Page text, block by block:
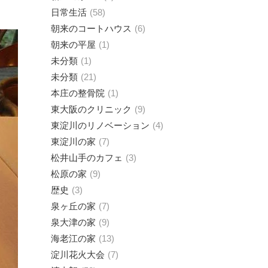
日常生活
58
朝来のコートハウス
6
朝来の平屋
1
未分類
1
未分類
21
本庄の整骨院
1
東大阪のクリニック
9
東淀川のリノベーション
4
東淀川の家
7
松井山手のカフェ
3
松原の家
9
歴史
3
泉ヶ丘の家
7
泉大津の家
9
海老江の家
13
淀川花火大会
7